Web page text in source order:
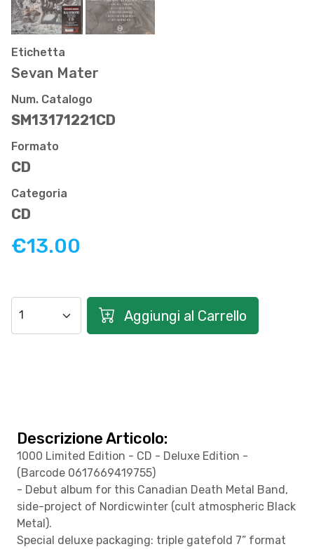
Etichetta
Sevan Mater
Num. Catalogo
SM13171221CD
Formato
CD
Categoria
CD
€13.00
Aggiungi al Carrello
Descrizione Articolo:
1000 Limited Edition - CD - Deluxe Edition -
(Barcode 0617669419755)
- Debut album for this Canadian Death Metal Band,
side-project of Nordicwinter (cult atmospheric Black
Metal).
Special deluxe packaging: triple gatefold 7” format